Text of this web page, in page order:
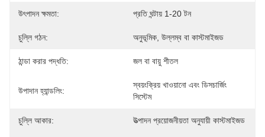
উৎপাদন ক্ষমতা: প্রতি ঘন্টায় 1-20 টন
চুল্লি গঠন: অনুভূমিক, উল্লম্ব বা কাস্টমাইজড
ঠান্ডা করার পদ্ধতি: জল বা বায়ু শীতল
উপাদান হ্যান্ডলিং:
স্বয়ংক্রিয় খাওয়ানো এবং ডিসচার্জিং
সিস্টেম
চুল্লি আকার: উত্পাদন প্রয়োজনীয়তা অনুযায়ী কাস্টমাইজড